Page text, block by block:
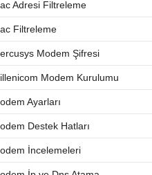
Adresi Filtreleme
Filtreleme
Modem Şifresi
Modem Kurulumu
Ayarları
Destek Hatları
İncelemeleri